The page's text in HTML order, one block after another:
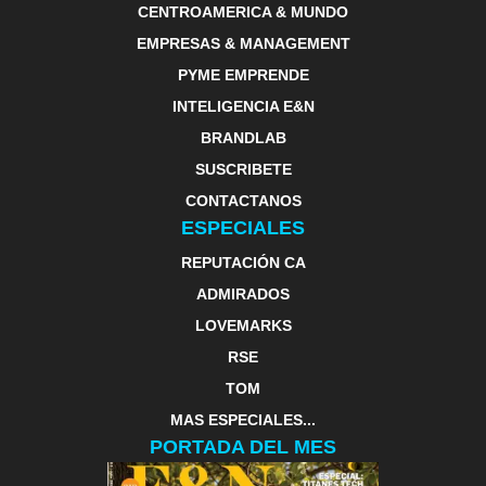
CENTROAMERICA & MUNDO
EMPRESAS & MANAGEMENT
PYME EMPRENDE
INTELIGENCIA E&N
BRANDLAB
SUSCRIBETE
CONTACTANOS
ESPECIALES
REPUTACIÓN CA
ADMIRADOS
LOVEMARKS
RSE
TOM
MAS ESPECIALES...
PORTADA DEL MES